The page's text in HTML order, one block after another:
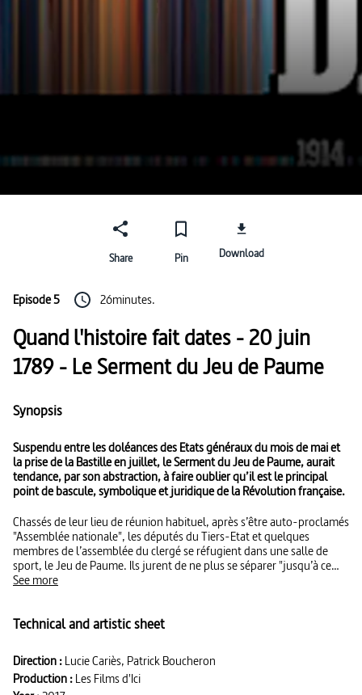
Share Pin Download
Episode 5 26minutes.
Quand l'histoire fait dates - 20 juin
1789 - Le Serment du Jeu de Paume
Synopsis
Suspendu entre les doléances des Etats généraux du mois de mai et
la prise de la Bastille en juillet, le Serment du Jeu de Paume, aurait
tendance, par son abstraction, à faire oublier qu’il est le principal
point de bascule, symbolique et juridique de la Révolution française.
Chassés de leur lieu de réunion habituel, après s’être auto-proclamés
"Assemblée nationale", les députés du Tiers-Etat et quelques
membres de l’assemblée du clergé se réfugient dans une salle de
sport, le Jeu de Paume. Ils jurent de ne plus se séparer "jusqu’à ce
que la Constitution du royaume soit établie et affermie sur des
verbal de l’Assemblée et bientôt la nouvelle source de la loi,
tard, le peintre David immortalise la scène comme la naissance de la
représentation nationale et le moment sacré d’union patriotique. Si
la gravure devient célèbre, le tableau ne verra jamais le jour, car
See more
Technical and artistic sheet
Direction :Lucie Cariès, Patrick Boucheron
Production :Les Films d'Ici